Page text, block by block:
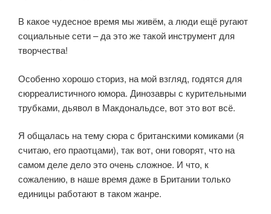
В какое чудесное время мы живём, а люди ещё ругают
социальные сети – да это же такой инструмент для
творчества!
Особенно хорошо сториз, на мой взгляд, годятся для
сюрреалистичного юмора. Динозавры с курительными
трубками, дьявол в Макдональдсе, вот это вот всё.
Я общалась на тему сюра с британскими комиками (я
считаю, его праотцами), так вот, они говорят, что на
самом деле дело это очень сложное. И что, к
сожалению, в наше время даже в Британии только
единицы работают в таком жанре.